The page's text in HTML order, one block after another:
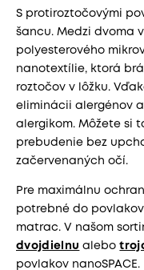
S protiroztočovými
šancu. Medzi dvoma
polyesterového
nanotextílie, ktorá
roztočov v lôžku.
eliminácii alergénov
alergikom. Môžete si
prebudenie bez
začervenaných očí.
Pre maximálnu
potrebné do
matrac. V našom
dvojdielnu alebo
povlakov nanoSPACE.